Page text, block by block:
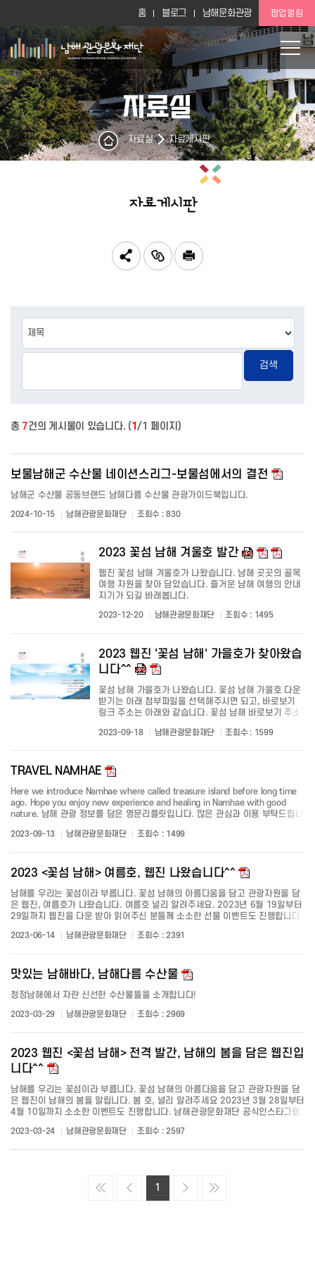
홈 블로그 남해문화관광 팝업열림
자료실
자료실 자료게시판
자료게시판
검색
총 7건의 게시물이 있습니다. ( 1 /1 페이지)
보물남해군 수산물 네이션스리그-보물섬에서의 결전
남해군 수산물 공동브랜드 남해다름 수산물 관광가이드북입니다.
2024-10-15 남해관광문화재단 조회수 : 830
2023 꽃섬 남해 겨울호 발간
웹진 꽃섬 남해 겨울호가 나왔습니다. 남해 곳곳의 골목
여행 자원을 찾아 담았습니다. 즐거운 남해 여행의 안내
지기가 되길 바래봅니다.
2023-12-20 남해관광문화재단 조회수 : 1495
2023 웹진 '꽃섬 남해' 가을호가 찾아왔습
니다^^
꽃섬 남해 가을호가 나왔습니다. 꽃섬 남해 가을호 다운
받기는 아래 첨부파일을 선택해주시면 되고, 바로보기
링크 주소는 아래와 같습니다. 꽃섬 남해 바로보기 주소
https://smartopen.namhae.go.kr/SmartOpen/
2023-09-18 남해관광문화재단 조회수 : 1599
TRAVEL NAMHAE
Here we introduce Namhae where called treasure island before long time
ago. Hope you enjoy new experience and healing in Namhae with good
nature. 남해 관광 정보를 담은 영문리플릿입니다. 많은 관심과 이용 부탁드립니
2023-09-13 남해관광문화재단 조회수 : 1499
2023 <꽃섬 남해> 여름호, 웹진 나왔습니다^^
남해를 우리는 꽃섬이라 부릅니다. 꽃섬 남해의 아름다움을 담고 관광자원을 담
은 웹진, 여름호가 나왔습니다. 여름호 널리 알려주세요. 2023년 6월 19일부터
29일까지 웹진을 다운 받아 읽어주신 분들께 소소한 선물 이벤트도 진행합니다.
해주심 됩니다. 자세한 이벤트 소식은 남해관광문화재단 공식인스타그램
2023-06-14 남해관광문화재단 조회수 : 2391
맛있는 남해바다, 남해다름 수산물
청정남해에서 자란 신선한 수산물들을 소개합니다!
2023-03-29 남해관광문화재단 조회수 : 2969
2023 웹진 <꽃섬 남해> 전격 발간, 남해의 봄을 담은 웹진입
니다^^
남해를 우리는 꽃섬이라 부릅니다. 꽃섬 남해의 아름다움을 담고 관광자원을 담
은 웹진이 남해의 봄을 알립니다. 봄 호, 널리 알려주세요 2023년 3월 28일부터
4월 10일까지 소소한 이벤트도 진행합니다. 남해관광문화재단 공식인스타그램
해주시면 추첨을 통해 총 50분께 맛있는 쿠폰을 보내드립니다.
2023-03-24 남해관광문화재단 조회수 : 2597
1